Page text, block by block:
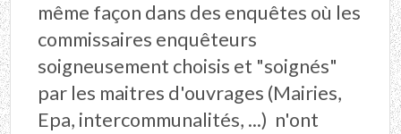
même façon dans des enquêtes où les
commissaires enquêteurs
soigneusement choisis et "soignés"
par les maitres d'ouvrages (Mairies,
Epa, intercommunalités, ...) n'ont